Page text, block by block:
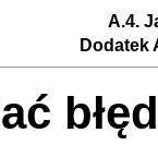
A.4.
Dodatek